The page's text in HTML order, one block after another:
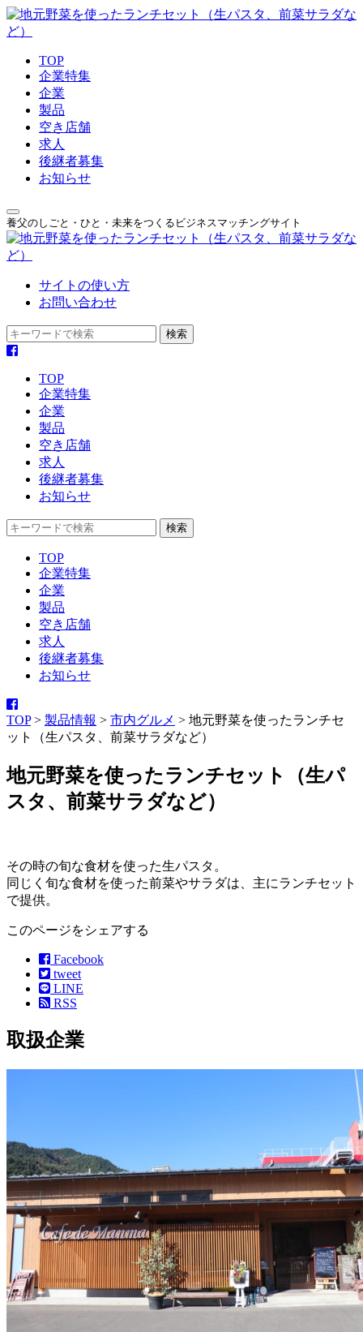
TOP
企業特集
企業
製品
空き店舗
求人
後継者募集
お知らせ
養父のしごと・ひと・未来をつくるビジネスマッチングサイト
サイトの使い方
お問い合わせ
TOP
企業特集
企業
製品
空き店舗
求人
後継者募集
お知らせ
TOP
企業特集
企業
製品
空き店舗
求人
後継者募集
お知らせ
TOP> 製品情報 > 市内グルメ > 地元野菜を使ったランチセ
ット（生パスタ、前菜サラダなど）
地元野菜を使ったランチセット（生パ
スタ、前菜サラダなど）
その時の旬な食材を使った生パスタ。
同じく旬な食材を使った前菜やサラダは、主にランチセット
で提供。
このページをシェアする
Facebook
tweet
LINE
RSS
取扱企業